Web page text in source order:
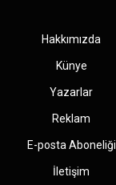
Hakkımızda
Künye
Yazarlar
Reklam
E-posta Aboneliği
İletişim